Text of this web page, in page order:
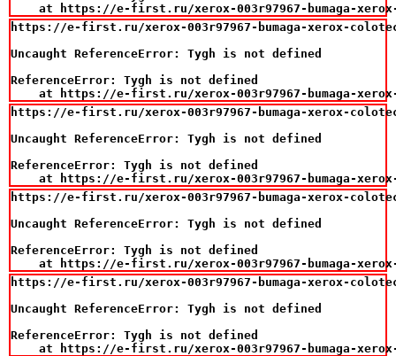
at https://e-first.ru/xerox-003r97967-bumaga-
https://e-first.ru/xerox-003r97967-bumaga-xerox-
Uncaught ReferenceError: Tygh is not defined
ReferenceError: Tygh is not defined
at https://e-first.ru/xerox-003r97967-bumaga-
https://e-first.ru/xerox-003r97967-bumaga-xerox-
Uncaught ReferenceError: Tygh is not defined
ReferenceError: Tygh is not defined
at https://e-first.ru/xerox-003r97967-bumaga-
https://e-first.ru/xerox-003r97967-bumaga-xerox-
Uncaught ReferenceError: Tygh is not defined
ReferenceError: Tygh is not defined
at https://e-first.ru/xerox-003r97967-bumaga-
https://e-first.ru/xerox-003r97967-bumaga-xerox-
Uncaught ReferenceError: Tygh is not defined
ReferenceError: Tygh is not defined
at https://e-first.ru/xerox-003r97967-bumaga-